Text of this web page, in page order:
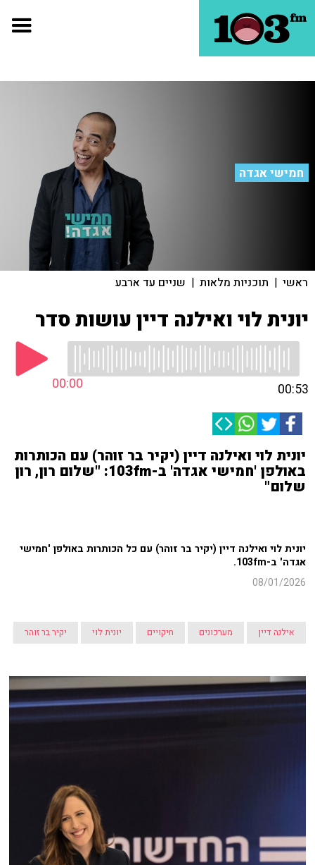
חמישי אגדה
ראשי | תוכניות מלאות | שניים עד ארבע
יונית לוי ואילנה דיין עושות סדר
00:00 00:53
יונית לוי ואילנה דיין (יקיר בר זוהר) עם הכותרות
באולפן 'חמישי אגדה' ב-103fm: "שלום רון, רון
שלום"
יונית לוי ואילנה דיין (יקיר בר זוהר) עם כל הכותרות באולפן 'חמישי
אגדה' ב-103fm.
08/01/2026
אילנה דיין מערכונים חיקויים יונית לוי יקיר בר זוהר